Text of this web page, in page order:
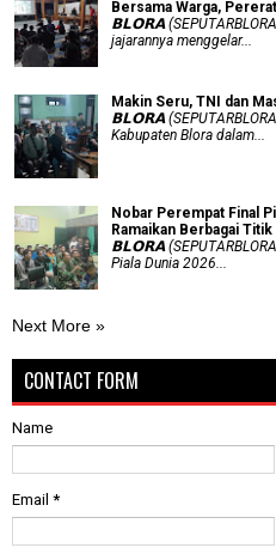
Bersama Warga,
𝗕𝗟𝗢𝗥𝗔
jajarannya menggelar...
Makin Seru, TNI dan
𝗕𝗟𝗢𝗥𝗔
Kabupaten Blora dalam...
Nobar Perempat Final
Ramaikan Berbagai
𝗕𝗟𝗢𝗥𝗔
Piala Dunia 2026...
Next More »
CONTACT FORM
Name
Email *